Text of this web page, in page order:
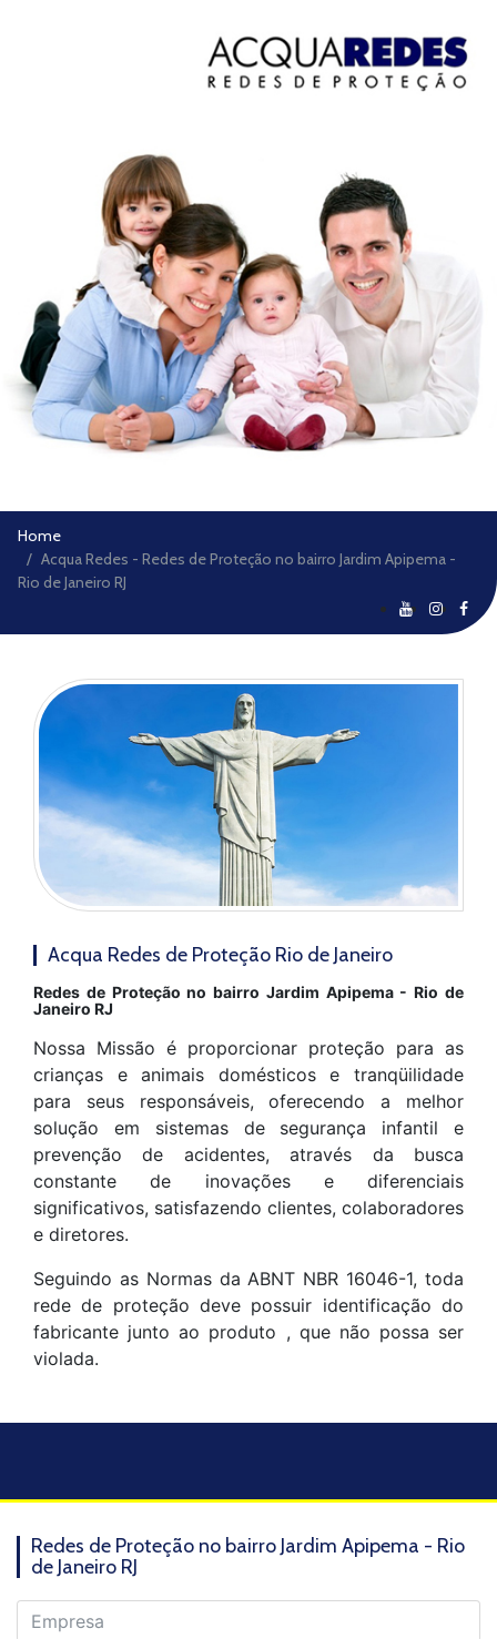
Home
Acqua Redes - Redes de Proteção no bairro Jardim Apipema -
Rio de Janeiro RJ
Acqua Redes de Proteção Rio de Janeiro
Redes de Proteção no bairro Jardim Apipema - Rio de
Janeiro RJ
Nossa Missão é proporcionar proteção para as
crianças e animais domésticos e tranqüilidade
para seus responsáveis, oferecendo a melhor
solução em sistemas de segurança infantil e
prevenção de acidentes, através da busca
constante de inovações e diferenciais
significativos, satisfazendo clientes, colaboradores
e diretores.
Seguindo as Normas da ABNT NBR 16046-1, toda
rede de proteção deve possuir identificação do
fabricante junto ao produto , que não possa ser
violada.
Redes de Proteção no bairro Jardim Apipema - Rio
de Janeiro RJ